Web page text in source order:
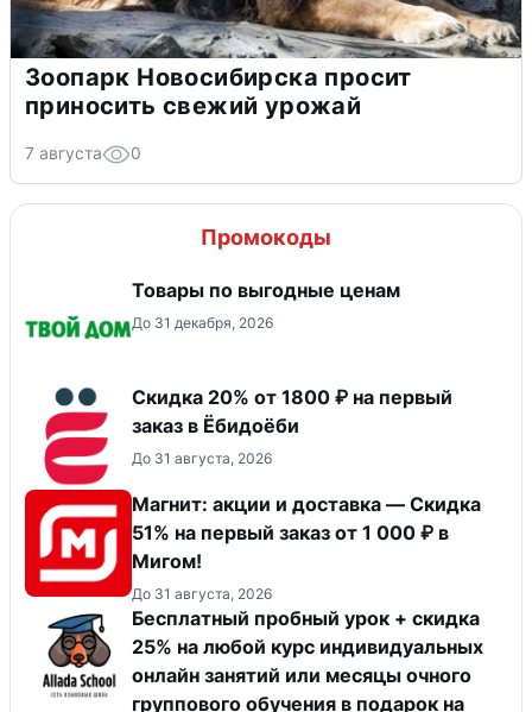
Зоопарк Новосибирска просит
приносить свежий урожай
7 августа 0
Промокоды
Товары по выгодные ценам
До 31 декабря, 2026
Скидка 20% от 1800 ₽ на первый
заказ в Ёбидоёби
До 31 августа, 2026
Магнит: акции и доставка — Скидка
51% на первый заказ от 1 000 ₽ в
Мигом!
До 31 августа, 2026
Бесплатный пробный урок + скидка
25% на любой курс индивидуальных
онлайн занятий или месяцы очного
группового обучения в подарок на